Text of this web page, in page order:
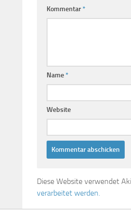
Kommentar*
Name*
Website
Diese Website verwendet
verarbeitet werden.